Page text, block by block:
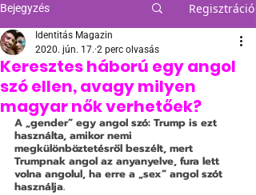
Bejegyzés Regisztráció
Keresztes háború egy angol
szó ellen, avagy milyen
magyar nők verhetőek?
Identitás Magazin
2020. jún. 17. 2 perc olvasás
A „gender” egy angol szó: Trump is ezt
használta, amikor nemi
megkülönböztetésről beszélt, mert
Trumpnak angol az anyanyelve, fura lett
volna angolul, ha erre a „sex” angol szót
használja.